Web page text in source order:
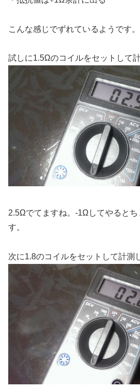
こんな感じでずれているようです。
試しに1.5Ωのコイルをセットして
2.5Ωでてますね。-1Ωしてやるとち
す。
次に1.8のコイルをセットして計測